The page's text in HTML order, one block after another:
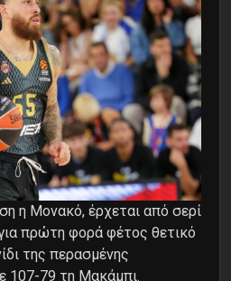
η Μονακό, έρχεται από σερί
πρώτη φορά φέτος θετικό
της περασμένης
107-79 τη Μακάμπι.